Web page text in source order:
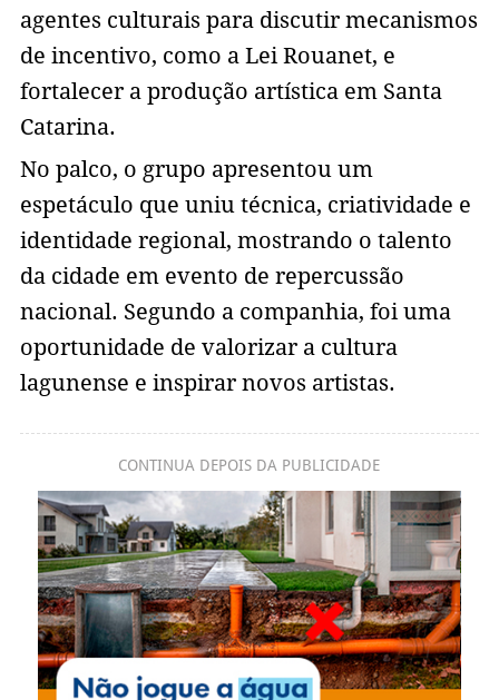
agentes culturais para discutir mecanismos
de incentivo, como a Lei Rouanet, e
fortalecer a produção artística em Santa
Catarina.
No palco, o grupo apresentou um
espetáculo que uniu técnica, criatividade e
identidade regional, mostrando o talento
da cidade em evento de repercussão
nacional. Segundo a companhia, foi uma
oportunidade de valorizar a cultura
lagunense e inspirar novos artistas.
CONTINUA DEPOIS DA PUBLICIDADE